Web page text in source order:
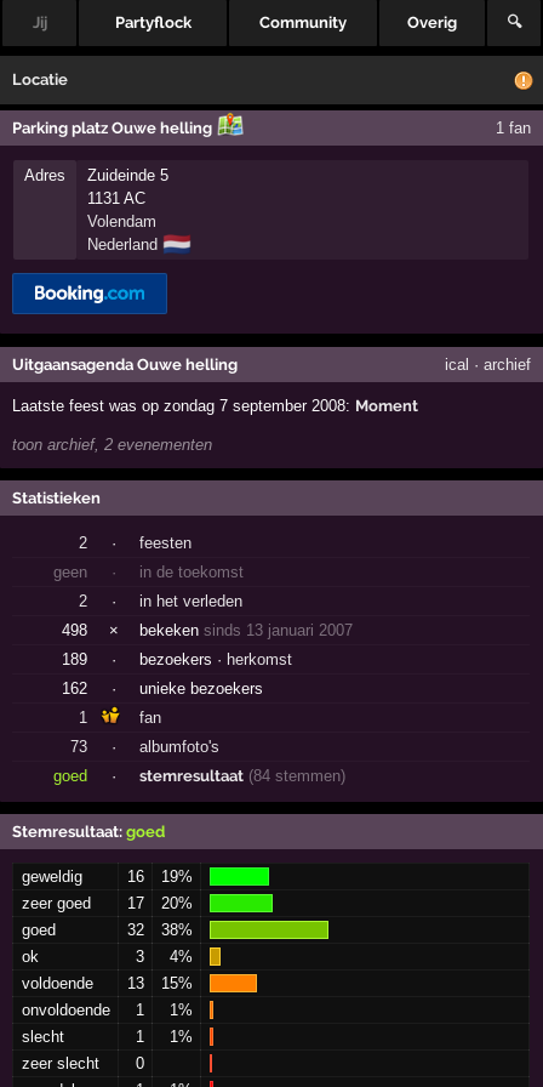
Jij Partyflock Community Overig 🔍
Locatie
Parking platz Ouwe helling 1 fan
Adres
Zuideinde 5
1131 AC
Volendam
Nederland 🇳🇱
Uitgaansagenda Ouwe helling ical · archief
Laatste feest was op zondag 7 september 2008: Moment
toon archief, 2 evenementen
Statistieken
2 ·
feesten
geen
·
in de toekomst
2
·
in het verleden
498
× bekekensinds 13 januari 2007
189
· bezoekers · herkomst
162
·
unieke bezoekers
1
fan
73
·
albumfoto's
goed
· stemresultaat (84 stemmen)
Stemresultaat:goed
geweldig 16
19%
zeer goed
17
20%
goed
32
38%
ok
3
4%
voldoende
13
15%
onvoldoende
1
1%
slecht
1
1%
zeer slecht
0